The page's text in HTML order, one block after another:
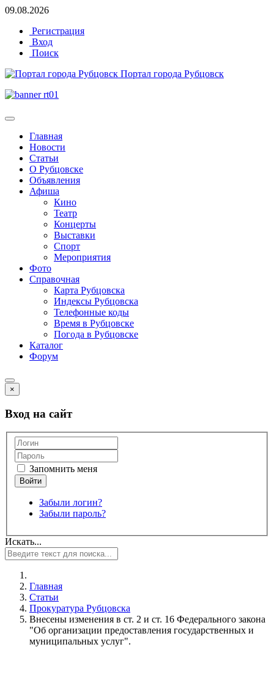
09.08.2026
Регистрация
Вход
Поиск
Портал города Рубцовск
Главная
Новости
Статьи
О Рубцовске
Объявления
Афиша
Кино
Театр
Концерты
Выставки
Спорт
Мероприятия
Фото
Справочная
Карта Рубцовска
Индексы Рубцовска
Телефонные коды
Время в Рубцовске
Погода в Рубцовске
Каталог
Форум
×
Вход на сайт
Запомнить меня
Забыли логин?
Забыли пароль?
Искать...
Главная
Статьи
Прокуратура Рубцовска
Внесены изменения в ст. 2 и ст. 16 Федерального закона
"Об организации предоставления государственных и
муниципальных услуг".